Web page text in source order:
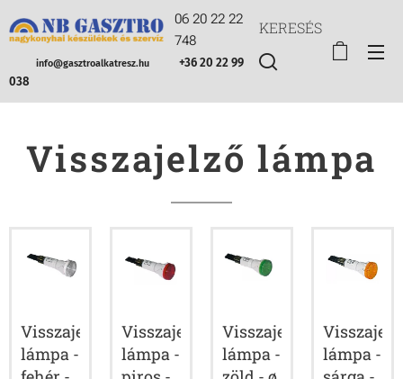
06 20 22 22
748
info@gasztroalkatresz.hu
+36 20 22 99
038
KERESÉS
Visszajelző lámpa
Visszajelző
lámpa -
Visszajelző
lámpa -
Visszajelző
lámpa -
lámpa -